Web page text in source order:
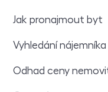
Jak pronajmout byt
Vyhledání nájemníka
Odhad ceny
ulice